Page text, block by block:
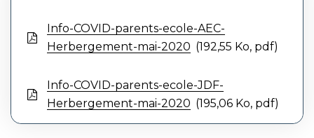
Info-COVID-parents-ecole-AEC-
Herbergement-mai-2020
192,55 Ko, pdf
Info-COVID-parents-ecole-JDF-
Herbergement-mai-2020
195,06 Ko, pdf